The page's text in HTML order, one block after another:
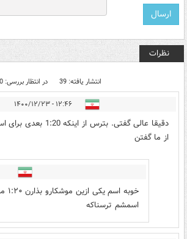
نظرات
انتشار یافته: 39 در انتظار بررسی: 0
۱۲:۴۶ - ۱۴۰۰/۱۲/۲۳
دقیقا عالی گفتی. بترس از
از ما گفتن
اسمشم ترسناکه